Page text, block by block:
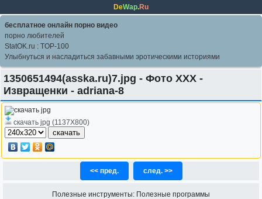
DeWap.Ru
бесплатное онлайн порно видео
порно любителей
StatOK.ru : TOP-100
Улыбнуться и насладиться забавными эротическими историями
1350651494(asska.ru)7.jpg - Фото ХХХ -
Извращенки - adriana-8
скачать jpg (1137X800)
<< пред. след. >>
Полезные инструменты: Полезные программы